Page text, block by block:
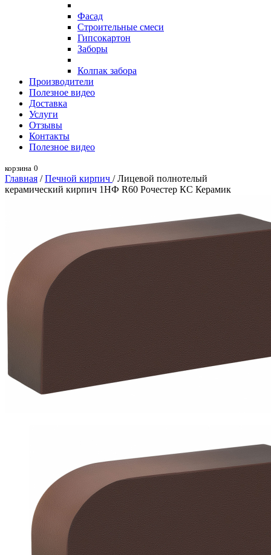
Фасад
Строительные смеси
Гипсокартон
Заборы
Колпак забора
Производители
Полезное видео
Доставка
Услуги
Отзывы
Контакты
Полезное видео
корзина 0
Главная /Печной кирпич / Лицевой полнотелый
керамический кирпич 1НФ R60 Рочестер КС Керамик